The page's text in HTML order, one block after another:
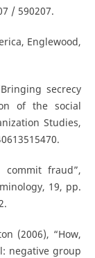
/ 590207.
Englewood,
secrecy
of the social
Studies,
commit fraud”,
19, pp.
(2006), “How,
negative group